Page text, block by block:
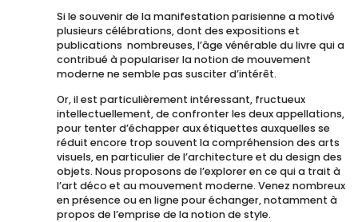
Si le souvenir de la manifestation parisienne a motivé
plusieurs célébrations, dont des expositions et
publications nombreuses, l’âge vénérable du livre qui a
contribué à populariser la notion de mouvement
moderne ne semble pas susciter d’intérêt.
Or, il est particulièrement intéressant, fructueux
intellectuellement, de confronter les deux appellations,
pour tenter d’échapper aux étiquettes auxquelles se
réduit encore trop souvent la compréhension des arts
visuels, en particulier de l’architecture et du design des
objets. Nous proposons de l’explorer en ce qui a trait à
l’art déco et au mouvement moderne. Venez nombreux
en présence ou en ligne pour échanger, notamment à
propos de l’emprise de la notion de style.